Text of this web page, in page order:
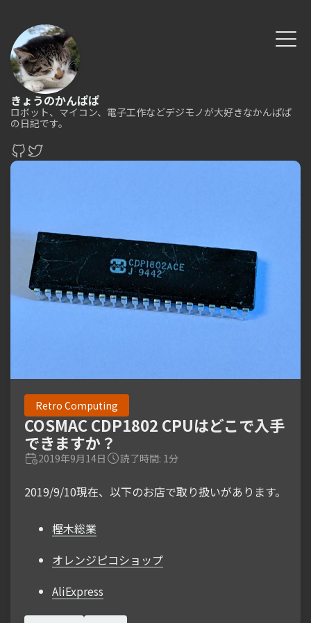
きょうのかんぱぱ
ロボット、マイコン、電子工作などデジモノが大好きなかんぱぱ
の日記です。
Retro Computing
COSMAC CDP1802 CPUはどこで入手
できますか？
2019年9月14日 読了時間: 1分
2019/9/10現在、以下のお店で取り扱いがあります。
樫木総業
オレンジピコショップ
AliExpress